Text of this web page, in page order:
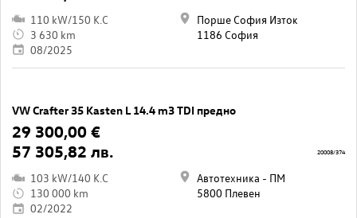
110 kW/150 K.C
3 630 km
08/2025
Порше София Изток
1186 София
VW Crafter 35 Kasten L 14.4 m3 TDI предно
29 300,00 €
57 305,82 лв.
103 kW/140 K.C
130 000 km
02/2022
Автотехника - ПМ
5800 Плевен
20008/374